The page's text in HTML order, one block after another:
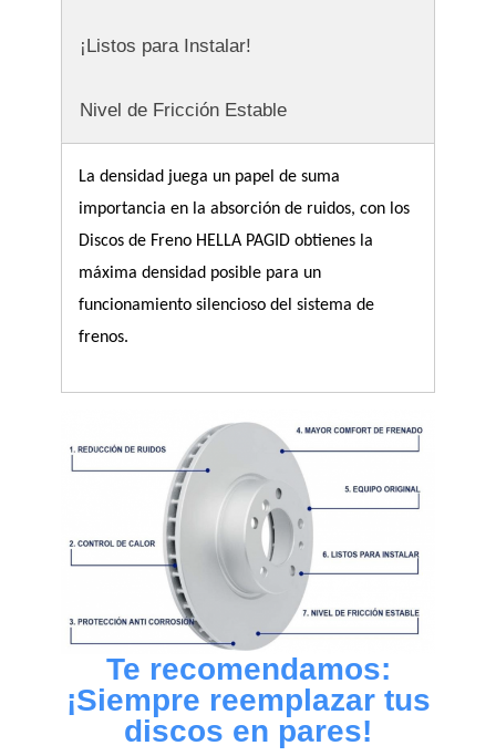
¡Listos para Instalar!
Nivel de Fricción Estable
La densidad juega un papel de suma
importancia en la absorción de ruidos, con los
Discos de Freno HELLA PAGID obtienes la
máxima densidad posible para un
funcionamiento silencioso del sistema de
frenos.
Te recomendamos:
¡Siempre reemplazar tus
discos en pares!